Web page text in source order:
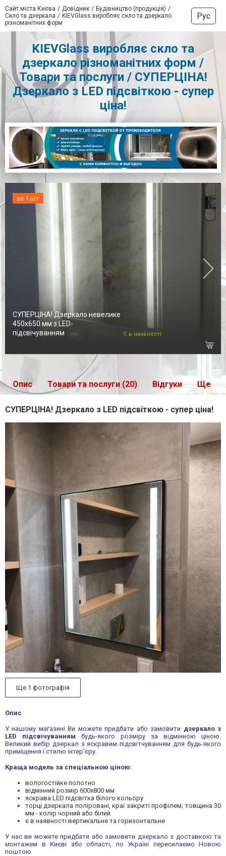
Сайт міста Києва Довідник
Будівництво (продукція)
Скло та дзеркала
KIEVGlass виробляє скло та дзеркало
різноманітних форм
Рус
KIEVGlass виробляє скло та
дзеркало різноманітних форм /
Товари та послуги / СУПЕРЦІНА!
Дзеркало з LED підсвіткою - супер
ціна!
за 1 шт
СУПЕРЦІНА! Дзеркало невелике
450х650 мм з LED-
підсвічуванням
Є в наявності
Опис Товари та послуги (20) Відгуки Ще
СУПЕРЦІНА! Дзеркало з LED підсвіткою - супер ціна!
Ще 1 фотографія
Опис
У нашому магазині Ви можете придбати або замовити дзеркало з
LED підсвічуванням будь-якого розміру за відмінною ціною.
Великий вибір дзеркал з яскравим підсвітчуванням для будь-якого
приміщення і стилю інтер'єру.
Краща модель за спеціальною ціною:
вологостійке полотно
відмінний розмір 600х800 мм
яскрава LED підсвітка білого кольору
торці дзеркала поліровані, краї закриті профілем; товщина 30
мм - колір чорний або білий
є в наявності вертикальне та горизонтальне
У нас ви можете придбати або замовити дзеркало з доставкою та
монтажем в Києві або області, по Україні пересилаємо Новою
поштою